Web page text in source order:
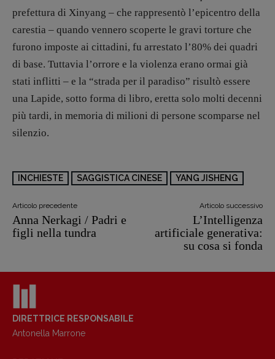
prefettura di Xinyang – che rappresentò l’epicentro della
carestia – quando vennero scoperte le gravi torture che
furono imposte ai cittadini, fu arrestato l’80% dei quadri
di base. Tuttavia l’orrore e la violenza erano ormai già
stati inflitti – e la “strada per il paradiso” risultò essere
una Lapide, sotto forma di libro, eretta solo molti decenni
più tardi, in memoria di milioni di persone scomparse nel
silenzio.
INCHIESTE SAGGISTICA CINESE YANG JISHENG
Articolo precedente
Anna Nerkagi / Padri e
figli nella tundra
Articolo successivo
L’Intelligenza
artificiale generativa:
su cosa si fonda
DIRETTRICE RESPONSABILE
Antonella Marrone